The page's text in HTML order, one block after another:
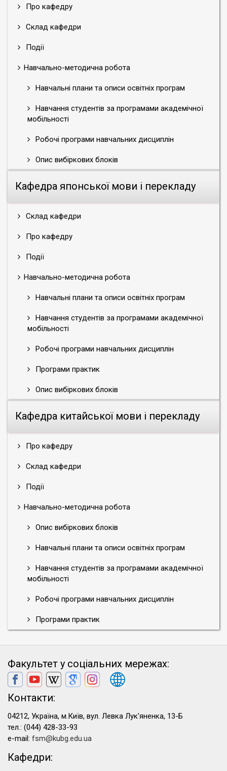
Про кафедру
Склад кафедри
Події
Навчально-методична робота
Навчальні плани та описи освітніх програм
Навчання студентів за програмами академічної
мобільності
Робочі програми навчальних дисциплін
Опис вибіркових блоків
Кафедра японської мови і перекладу
Склад кафедри
Про кафедру
Події
Навчально-методична робота
Навчальні плани та описи освітніх програм
Навчання студентів за програмами академічної
мобільності
Робочі програми навчальних дисциплін
Програми практик
Опис вибіркових блоків
Кафедра китайської мови і перекладу
Про кафедру
Склад кафедри
Події
Навчально-методична робота
Опис вибіркових блоків
Навчальні плани та описи освітніх програм
Навчання студентів за програмами академічної
мобільності
Робочі програми навчальних дисциплін
Програми практик
Факультет у соціальних мережах:
Контакти:
04212, Україна, м.Київ, вул. Левка Лук'яненка, 13-Б
тел.: (044) 428-33-93
e-mail: fsm@kubg.edu.ua
Кафедри: